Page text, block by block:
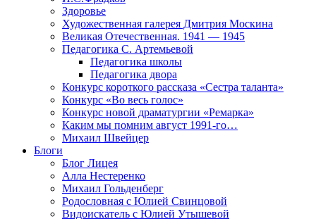
Здоровье
Художественная галерея Дмитрия Москина
Великая Отечественная. 1941 — 1945
Педагогика С. Артемьевой
Педагогика школы
Педагогика двора
Конкурс короткого рассказа «Сестра таланта»
Конкурс «Во весь голос»
Конкурс новой драматургии «Ремарка»
Каким мы помним август 1991-го…
Михаил Швейцер
Блоги
Блог Лицея
Алла Нестеренко
Михаил Гольденберг
Родословная с Юлией Свинцовой
Видоискатель с Юлией Утышевой